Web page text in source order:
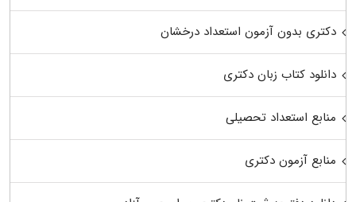
دکتری بدون آزمون استعداد درخشان
دانلود کتاب زبان دکتری
منابع استعداد تحصیلی
منابع آزمون دکتری